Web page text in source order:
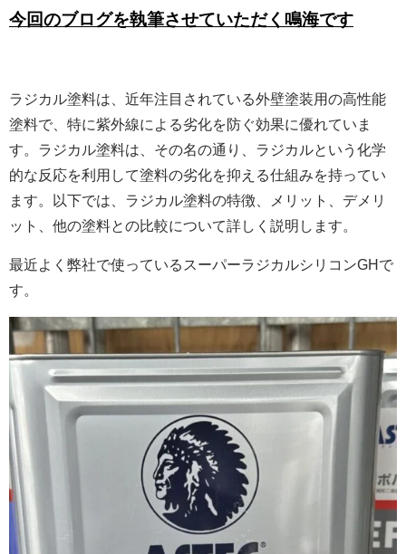
今回のブログを執筆させていただく鳴海です
ラジカル塗料は、近年注目されている外壁塗装用の高性能
塗料で、特に紫外線による劣化を防ぐ効果に優れていま
す。ラジカル塗料は、その名の通り、ラジカルという化学
的な反応を利用して塗料の劣化を抑える仕組みを持ってい
ます。以下では、ラジカル塗料の特徴、メリット、デメリ
ット、他の塗料との比較について詳しく説明します。
最近よく弊社で使っているスーパーラジカルシリコンGHで
す。